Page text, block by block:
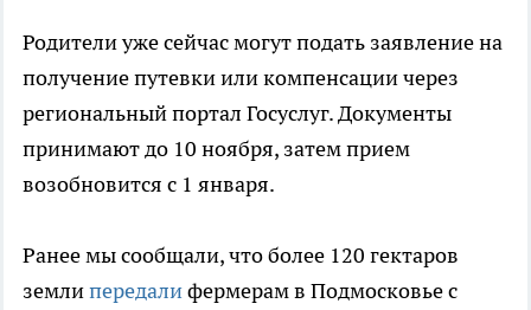
Родители уже сейчас могут подать заявление на
получение путевки или компенсации через
региональный портал Госуслуг. Документы
принимают до 10 ноября, затем прием
возобновится с 1 января.
Ранее мы сообщали, что более 120 гектаров
землипередалифермерам в Подмосковье с